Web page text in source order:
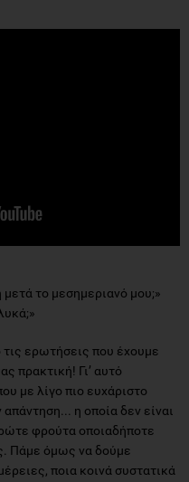
το μεσημεριανό μου;»
ερωτήσεις που έχουμε
πρακτική! Γι’ αυτό
με λίγο πιο ευχάριστο
η οποία δεν είναι
φρούτα οποιαδήποτε
Πάμε όμως να δούμε
ποια κοινά συστατικά